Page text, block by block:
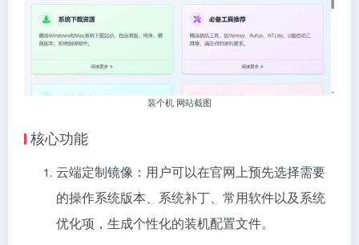
装个机 网站截图
核心功能
云端定制镜像：用户可以在官网上预先选择需要
的操作系统版本、系统补丁、常用软件以及系统
优化项，生成个性化的装机配置文件。